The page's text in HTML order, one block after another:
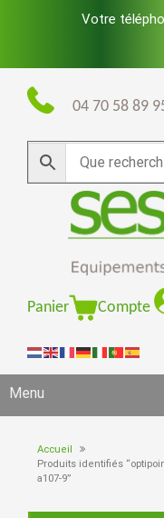
Votre
04 70 58
Panier Compte
Menu
Accueil
Produits identifiés
a107-9”